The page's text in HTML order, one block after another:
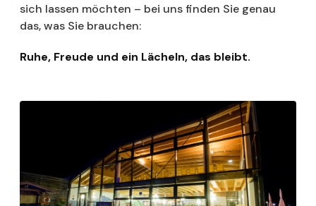
sich lassen möchten – bei uns finden Sie genau
das, was Sie brauchen:
Ruhe, Freude und ein Lächeln, das bleibt.